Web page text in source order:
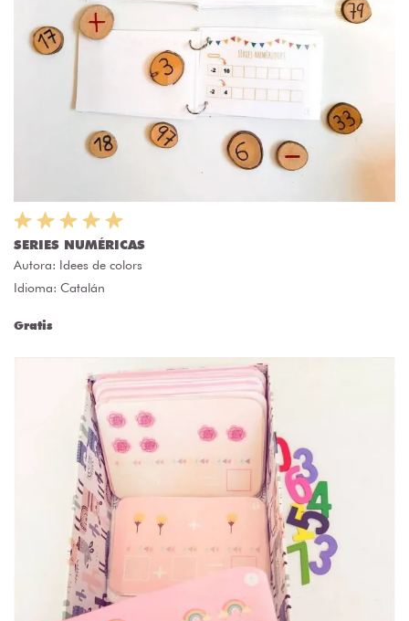
SERIES NUMÉRICAS
Autora: Idees de colors
Idioma: Catalán
Gratis